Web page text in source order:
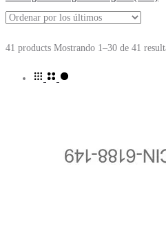
41 products Mostrando 1–30 de 41